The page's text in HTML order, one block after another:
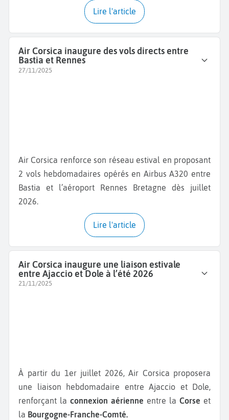
Lire l'article
Air Corsica inaugure des vols directs entre
Bastia et Rennes
27/11/2025
Air Corsica renforce son réseau estival en proposant
2 vols hebdomadaires opérés en Airbus A320 entre
Bastia et l’aéroport Rennes Bretagne dès juillet
2026.
Lire l'article
Air Corsica inaugure une liaison estivale
entre Ajaccio et Dole à l’été 2026
21/11/2025
À partir du 1er juillet 2026, Air Corsica proposera
une liaison hebdomadaire entre Ajaccio et Dole,
renforçant la connexion aérienne entre la Corse et
la Bourgogne-Franche-Comté.